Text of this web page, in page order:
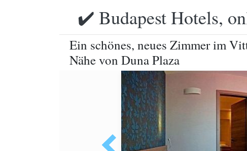
✔️ Budapest Hotels,
Ein schönes, neues Zimmer im
Nähe von Duna Plaza